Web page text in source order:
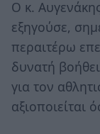
Ο κ.
εξηγούσε,
περαιτέρω
δυνατή
για τον
αξιοποιείται